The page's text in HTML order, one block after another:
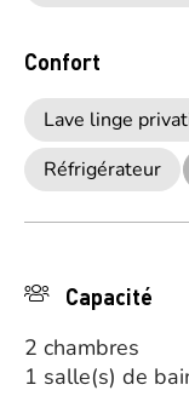
Confort
Lave linge
Réfrigérateur
Capacité
2 chambres
1 salle(s) de